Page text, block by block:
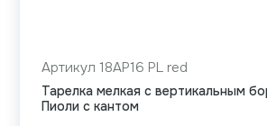
Артикул 18AP16 PL red
Тарелка мелкая с вертикальным
Пиоли с кантом